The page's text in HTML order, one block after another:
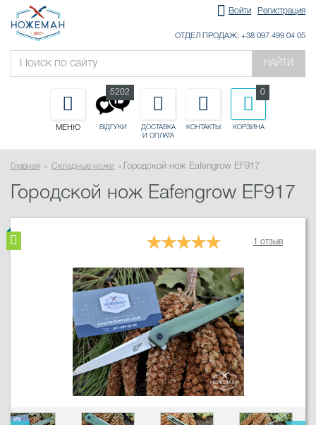
Войти Регистрация
ОТДЕЛ ПРОДАЖ: +38 097 499 04 05
НАЙТИ
МЕНЮ ВІДГУКИ
5202
ДОСТАВКА
И ОПЛАТА
КОНТАКТЫ КОРЗИНА
0
Главная Складные ножи Городской нож Eafengrow EF917
Городской нож Eafengrow EF917
1 отзыв